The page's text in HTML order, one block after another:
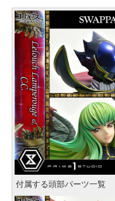
付属する頭部パーツ一覧